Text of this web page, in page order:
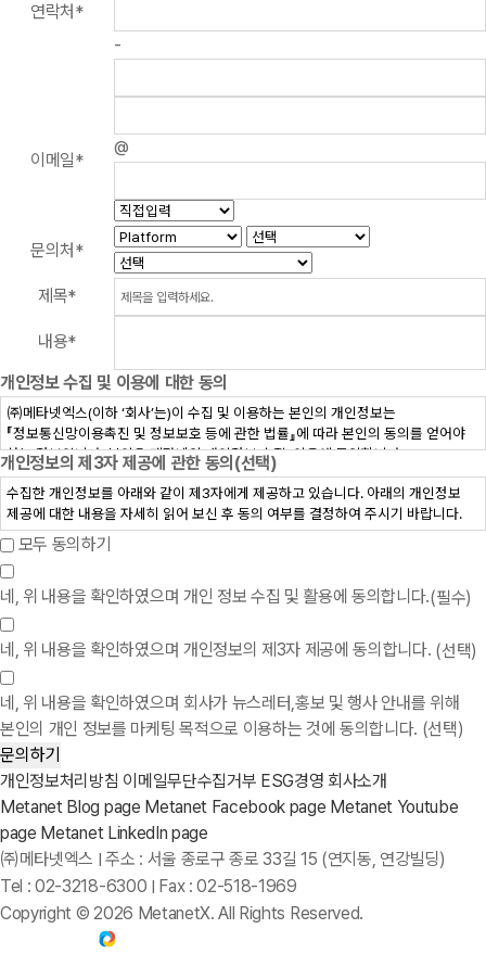
연락처 *
-
이메일*
@
문의처 *
제목*
내용*
개인정보 수집 및 이용에 대한 동의
개인정보의 제3자 제공에 관한 동의(선택)
모두 동의하기
네, 위 내용을 확인하였으며 개인 정보 수집 및 활용에 동의합니다.(필수)
네, 위 내용을 확인하였으며 개인정보의 제3자 제공에 동의합니다. (선택)
네, 위 내용을 확인하였으며 회사가 뉴스레터,홍보 및 행사 안내를 위해
본인의 개인 정보를 마케팅 목적으로 이용하는 것에 동의합니다. (선택)
문의하기
개인정보처리방침 이메일무단수집거부 ESG경영 회사소개
Metanet Blog page Metanet Facebook page Metanet Youtube
page Metanet LinkedIn page
㈜메타넷엑스 I 주소 : 서울 종로구 종로 33길 15 (연지동, 연강빌딩)
Tel : 02-3218-6300 I Fax : 02-518-1969
Copyright © 2026 MetanetX. All Rights Reserved.